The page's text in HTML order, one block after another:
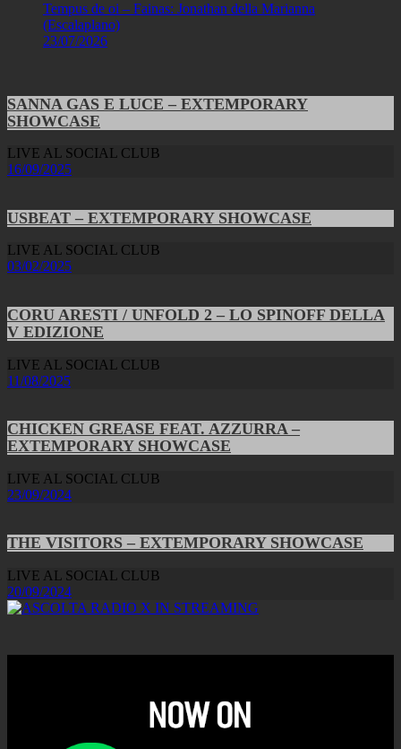
Tempus de oi – Fainas: Jonathan della Marianna
(Escalaplano)
23/07/2026
SANNA GAS E LUCE – EXTEMPORARY
SHOWCASE
LIVE AL SOCIAL CLUB
16/09/2025
USBEAT – EXTEMPORARY SHOWCASE
LIVE AL SOCIAL CLUB
03/02/2025
CORU ARESTI / UNFOLD 2 – LO SPINOFF DELLA
V EDIZIONE
LIVE AL SOCIAL CLUB
11/08/2025
CHICKEN GREASE FEAT. AZZURRA –
EXTEMPORARY SHOWCASE
LIVE AL SOCIAL CLUB
23/09/2024
THE VISITORS – EXTEMPORARY SHOWCASE
LIVE AL SOCIAL CLUB
20/09/2024